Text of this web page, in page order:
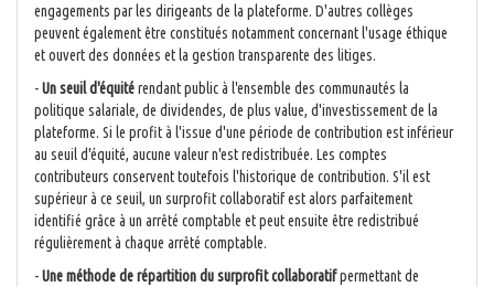
engagements par les dirigeants de la plateforme. D'autres collèges
peuvent également être constitués notamment concernant l'usage éthique
et ouvert des données et la gestion transparente des litiges.
-Un seuil d'équitérendant public à l'ensemble des communautés la
politique salariale, de dividendes, de plus value, d'investissement de la
plateforme. Si le profit à l'issue d'une période de contribution est inférieur
au seuil d'équité, aucune valeur n'est redistribuée. Les comptes
contributeurs conservent toutefois l'historique de contribution. S'il est
supérieur à ce seuil, un surprofit collaboratif est alors parfaitement
identifié grâce à un arrêté comptable et peut ensuite être redistribué
régulièrement à chaque arrêté comptable.
-Une méthode de répartition du surprofit collaboratifpermettant de